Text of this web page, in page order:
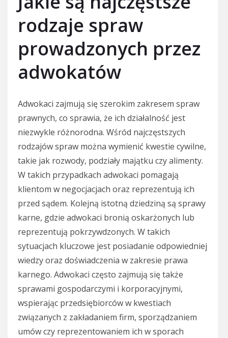
rodzaje spraw
prowadzonych przez
adwokatów
Adwokaci zajmują się szerokim zakresem spraw
prawnych, co sprawia, że ich działalność jest
niezwykle różnorodna. Wśród najczęstszych
rodzajów spraw można wymienić kwestie cywilne,
takie jak rozwody, podziały majątku czy alimenty.
W takich przypadkach adwokaci pomagają
klientom w negocjacjach oraz reprezentują ich
przed sądem. Kolejną istotną dziedziną są sprawy
karne, gdzie adwokaci bronią oskarżonych lub
reprezentują pokrzywdzonych. W takich
sytuacjach kluczowe jest posiadanie odpowiedniej
wiedzy oraz doświadczenia w zakresie prawa
karnego. Adwokaci często zajmują się także
sprawami gospodarczymi i korporacyjnymi,
wspierając przedsiębiorców w kwestiach
związanych z zakładaniem firm, sporządzaniem
umów czy reprezentowaniem ich w sporach